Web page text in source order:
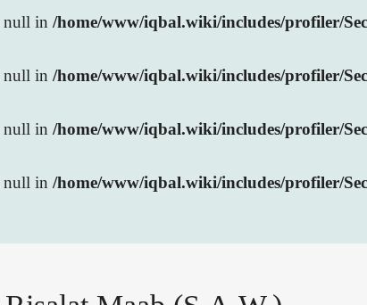
null in /home/www/iqbal.wiki/includes/profiler/
null in /home/www/iqbal.wiki/includes/profiler/
null in /home/www/iqbal.wiki/includes/profiler/
null in /home/www/iqbal.wiki/includes/profiler/